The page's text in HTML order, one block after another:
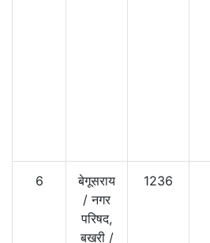
6
बेगूसराय
/नगर
परिषद,
बखरी /
1236